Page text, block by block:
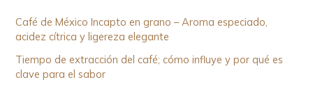
Café de México Incapto en grano – Aroma especiado,
acidez cítrica y ligereza elegante
Tiempo de extracción del café; cómo influye y por qué es
clave para el sabor